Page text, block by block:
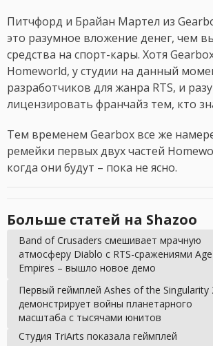
Питчфорд и Брайан Мартел из
это разумное вложение денег, чем
средства на спорт-кары. Хотя
Homeworld, у студии на данный
разработчиков для жанра RTS, и
лицензировать франчайз тем, кто
Тем временем Gearbox все же
ремейки первых двух частей
когда они будут – пока не ясно.
Больше статей на Shazoo
Band of Crusaders смешивает мрачную
атмосферу Diablo с RTS-сражениями
Empires – вышло новое демо
Первый геймплей Ashes of the Singularity
демонстрирует войны планетарного
масштаба с тысячами юнитов
Студия TriArts показала геймплей